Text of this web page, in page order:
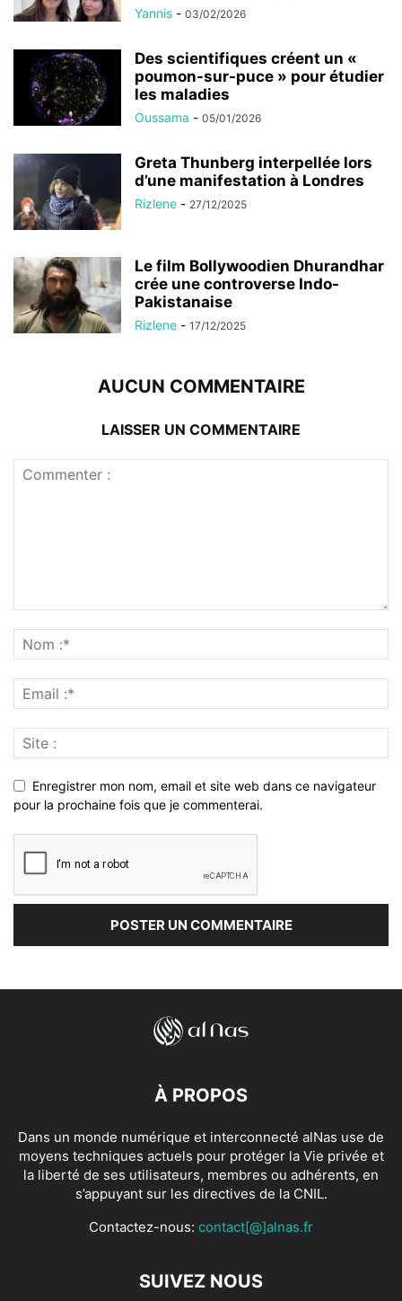
Yannis - 03/02/2026
Des scientifiques créent un «
poumon-sur-puce » pour étudier
les maladies
Oussama - 05/01/2026
Greta Thunberg interpellée lors
d’une manifestation à Londres
Rizlene - 27/12/2025
Le film Bollywoodien Dhurandhar
crée une controverse Indo-
Pakistanaise
Rizlene - 17/12/2025
AUCUN COMMENTAIRE
LAISSER UN COMMENTAIRE
Enregistrer mon nom, email et site web dans ce navigateur
pour la prochaine fois que je commenterai.
À PROPOS
Dans un monde numérique et interconnecté alNas use de
moyens techniques actuels pour protéger la Vie privée et
la liberté de ses utilisateurs, membres ou adhérents, en
s’appuyant sur les directives de la CNIL.
Contactez-nous: contact[@]alnas.fr
SUIVEZ NOUS